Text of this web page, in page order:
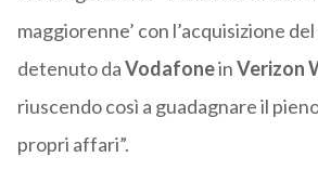
maggiorenne’ con l’acquisizione
detenuto daVodafoneinVerizon
riuscendo così a guadagnare il
propri affari”.